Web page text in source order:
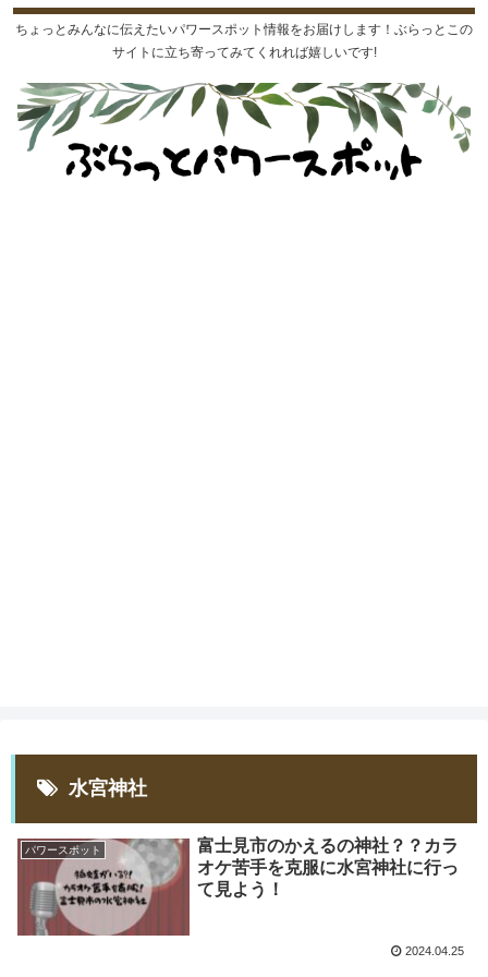
ちょっとみんなに伝えたいパワースポット情報をお届けします！ぶらっとこの
サイトに立ち寄ってみてくれれば嬉しいです!
水宮神社
パワースポット
富士見市のかえるの神社？？カラ
オケ苦手を克服に水宮神社に行っ
て見よう！
2024.04.25